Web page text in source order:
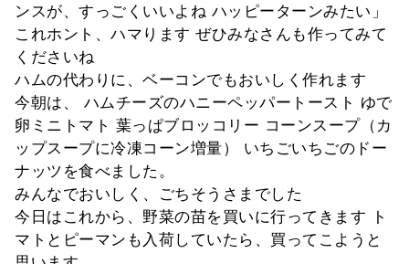
ンスが、すっごくいいよね ハッピーターンみたい」
これホント、ハマります ぜひみなさんも作ってみて
くださいね
ハムの代わりに、ベーコンでもおいしく作れます
今朝は、 ハムチーズのハニーペッパートースト ゆで
卵ミニトマト 葉っぱブロッコリー コーンスープ（カ
ップスープに冷凍コーン増量） いちごいちごのドー
ナッツを食べました。
みんなでおいしく、ごちそうさまでした
今日はこれから、野菜の苗を買いに行ってきます ト
マトとピーマンも入荷していたら、買ってこようと